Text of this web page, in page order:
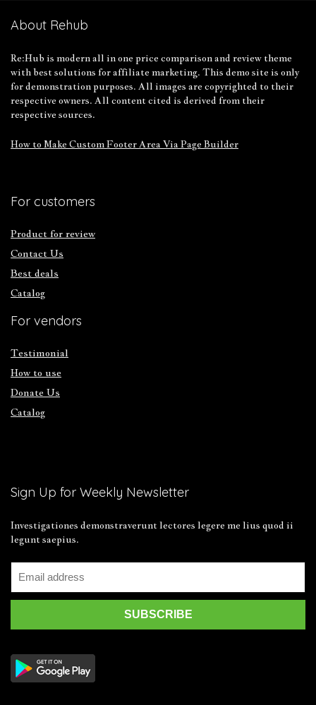
About Rehub
Re:Hub is modern all in one price comparison and review theme
with best solutions for affiliate marketing. This demo site is only
for demonstration purposes. All images are copyrighted to their
respective owners. All content cited is derived from their
respective sources.
How to Make Custom Footer Area Via Page Builder
For customers
Product for review
Contact Us
Best deals
Catalog
For vendors
Testimonial
How to use
Donate Us
Catalog
Sign Up for Weekly Newsletter
Investigationes demonstraverunt lectores legere me lius quod ii
legunt saepius.